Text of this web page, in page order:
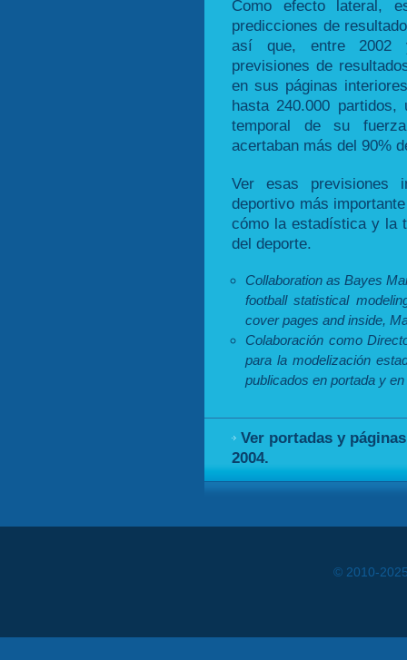
Como efecto lateral,
predicciones de
así que, entre 2002
previsiones de
en sus páginas
hasta 240.000
temporal de su
acertaban más del 90%
Ver esas previsiones
deportivo más
cómo la estadística y la
del deporte.
Collaboration as Bayes
football statistical
cover pages and inside,
Colaboración como
para la modelización
publicados en portada y
Ver portadas y
2004.
© 2010-